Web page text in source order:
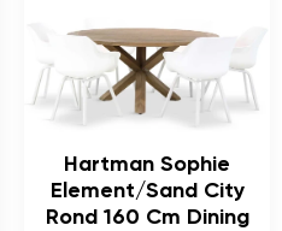
Hartman Sophie
Element/Sand City
Rond 160 Cm Dining